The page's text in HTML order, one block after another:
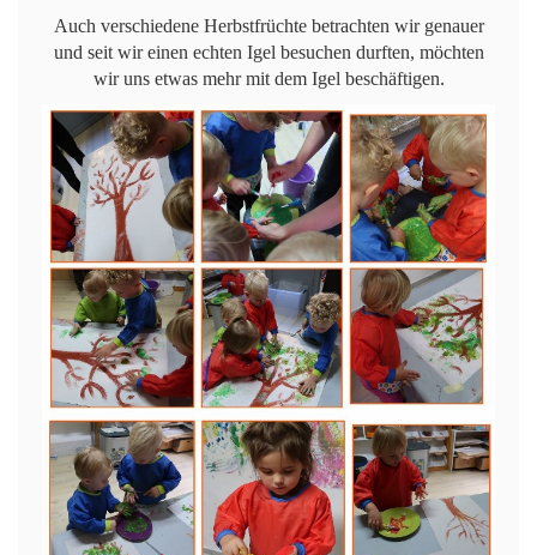
Auch verschiedene Herbstfrüchte betrachten wir genauer
und seit wir einen echten Igel besuchen durften, möchten
wir uns etwas mehr mit dem Igel beschäftigen.